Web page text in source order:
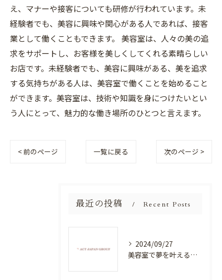
え、マナーや接客についても研修が行われています。未
経験者でも、美容に興味や関心がある人であれば、接客
業として働くこともできます。 美容室は、人々の美の追
求をサポートし、お客様を美しくしてくれる素晴らしい
お店です。未経験者でも、美容に興味がある、美を追求
する気持ちがある人は、美容室で働くことを始めること
ができます。美容室は、技術や知識を身につけたいとい
う人にとって、魅力的な働き場所のひとつと言えます。
< 前のページ 一覧に戻る 次のページ >
最近の投稿 Recent Posts
2024/09/27
美容室で夢を叶える！自分を磨く新たなチャンス